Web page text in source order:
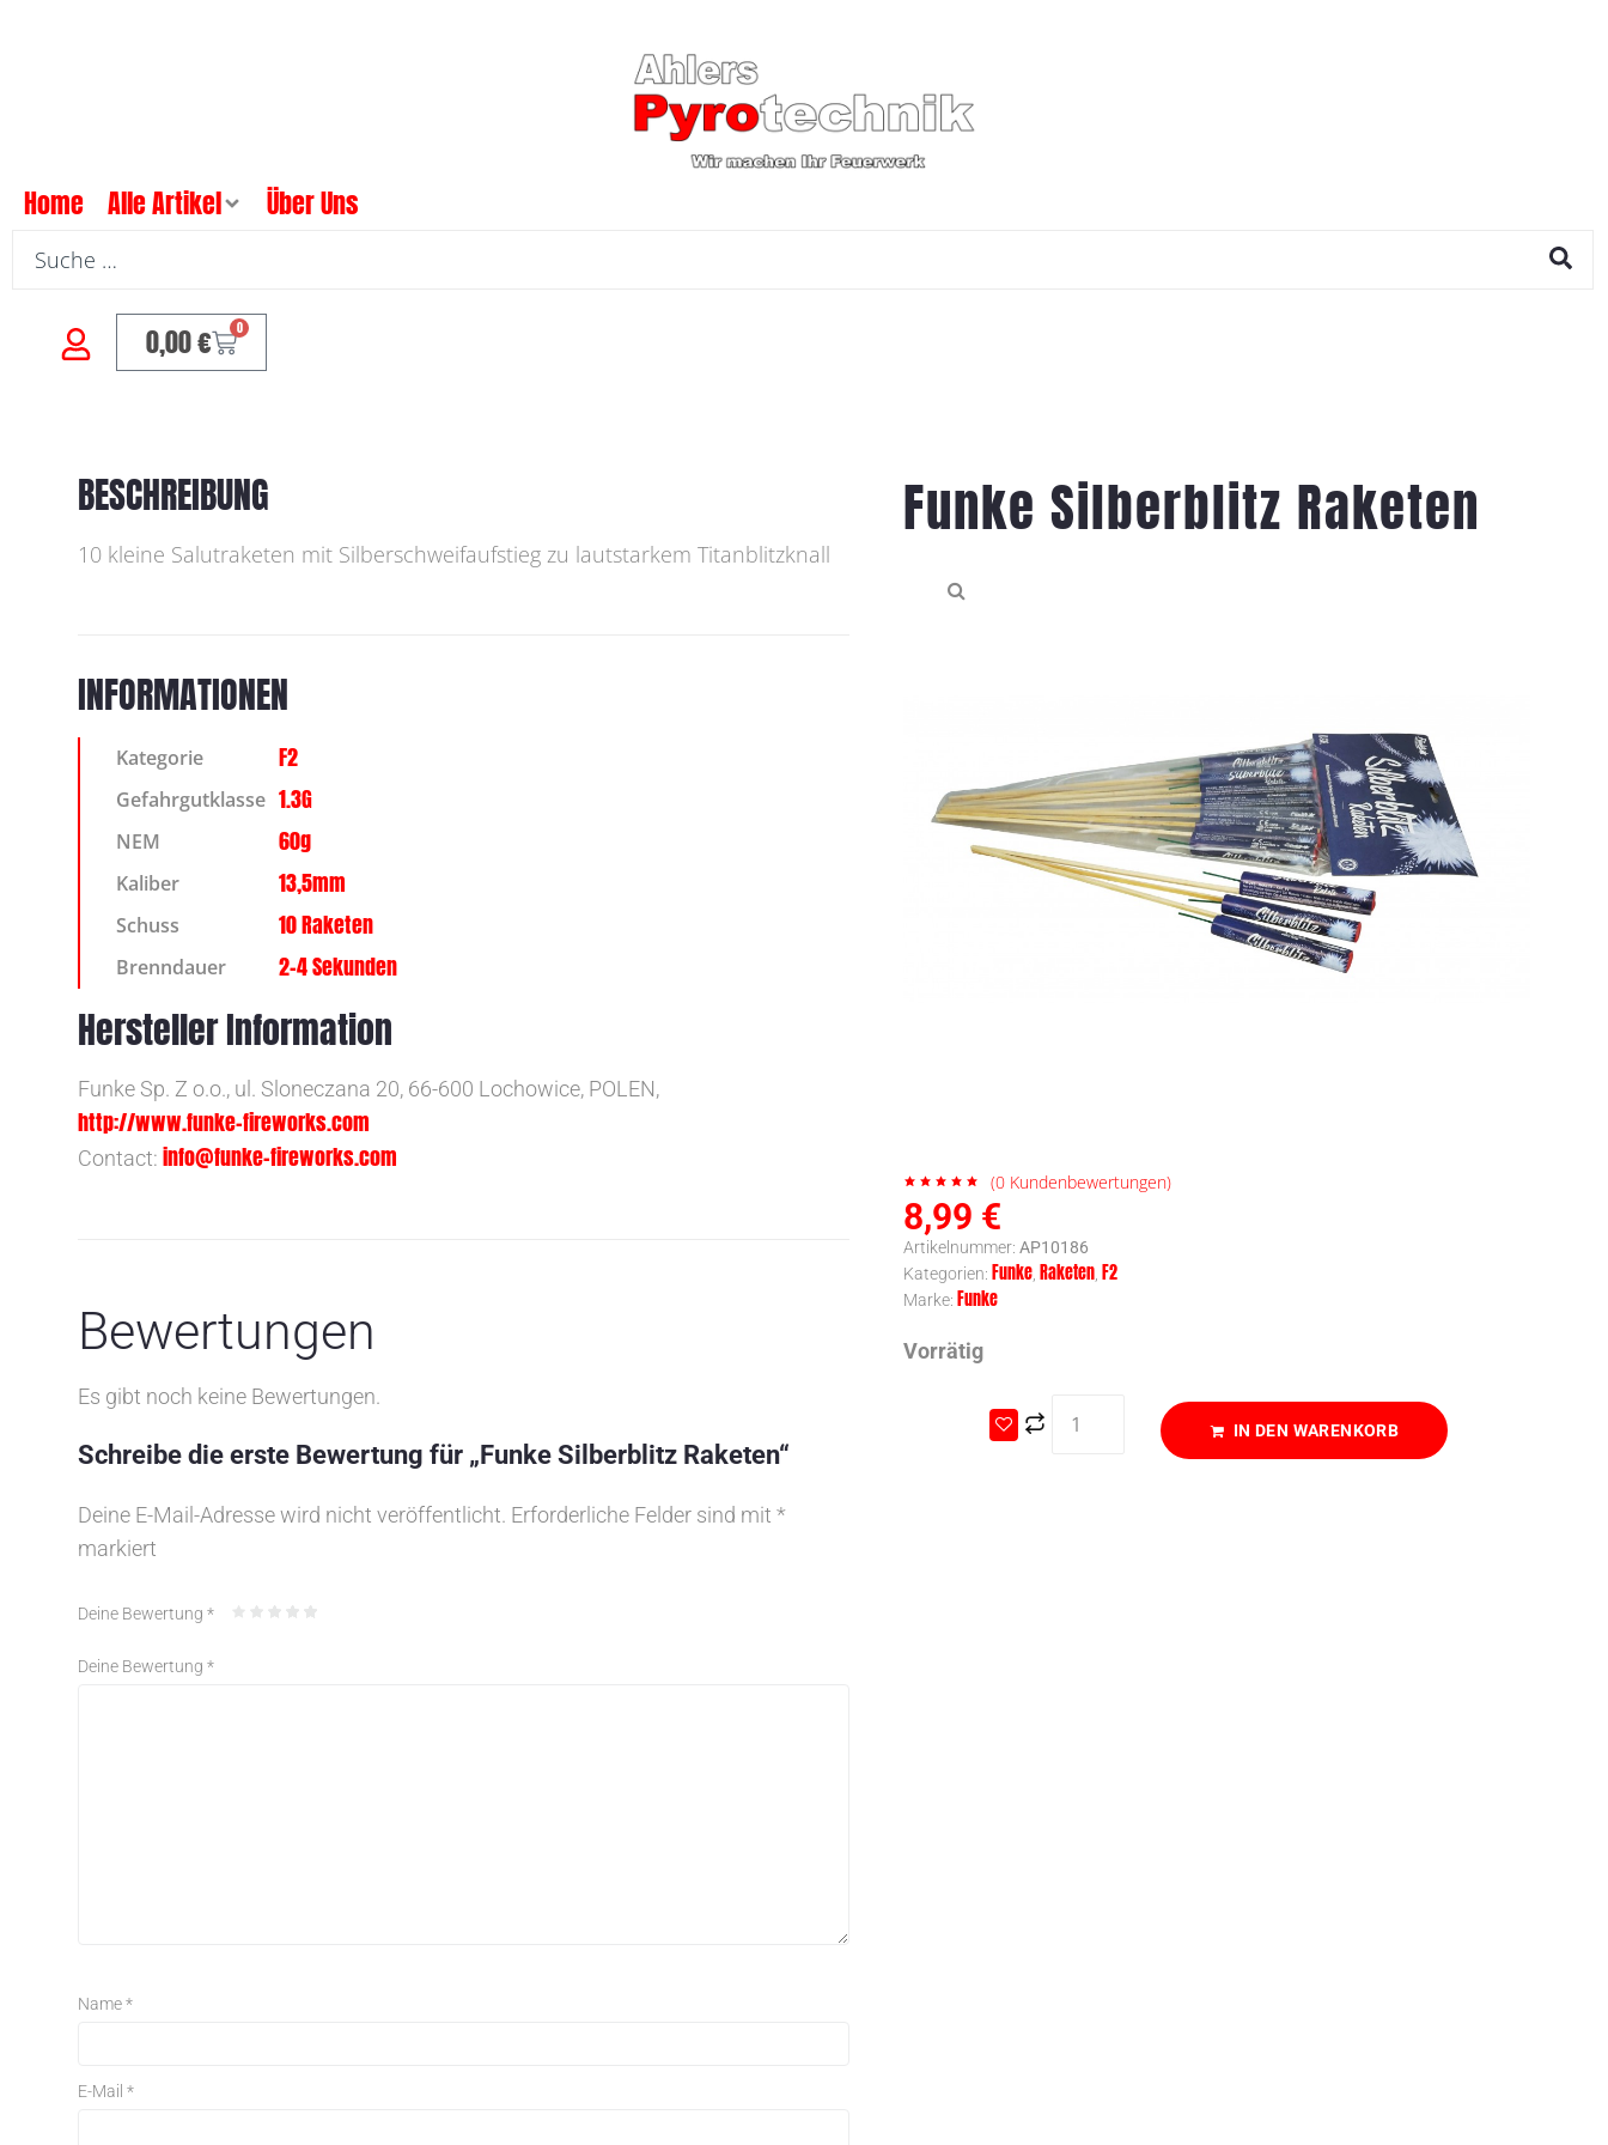
Home Alle Artikel Über Uns
0,00€ 0
BESCHREIBUNG
10 kleine Salutraketen mit Silberschweifaufstieg zu lautstarkem Titanblitzknall
INFORMATIONEN
Kategorie F2
Gefahrgutklasse 1.3G
NEM 60g
Kaliber 13,5mm
Schuss 10 Raketen
Brenndauer 2-4 Sekunden
Hersteller Information
Funke Sp. Z o.o., ul. Sloneczana 20, 66-600 Lochowice, POLEN,
http://www.funke-fireworks.com
Contact: info@funke-fireworks.com
Bewertungen
Es gibt noch keine Bewertungen.
Schreibe die erste Bewertung für „Funke Silberblitz Raketen“
Deine E-Mail-Adresse wird nicht veröffentlicht. Erforderliche Felder sind mit *
markiert
Deine Bewertung *
Deine Bewertung *
Name*
E-Mail *
Funke Silberblitz Raketen
(0Kundenbewertungen)
8,99 €
Artikelnummer: AP10186
Kategorien: Funke, Raketen, F2
Marke: Funke
Vorrätig
IN DEN WARENKORB